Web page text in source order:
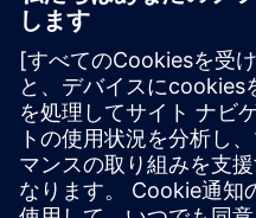
EDA製品のお問い合わせ
世界各地の事業拠点
サポート・センター
ご意見・ご要望
違法コピーの連絡先